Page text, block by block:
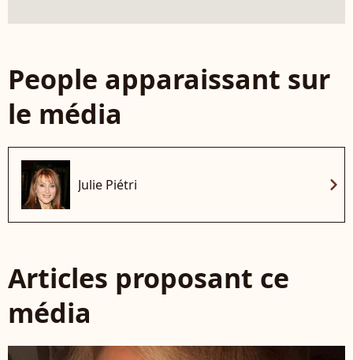
People apparaissant sur
le média
Julie Piétri chevron_right
Articles proposant ce
média